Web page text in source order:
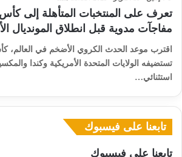
مفاجآت مدوية قبل انطلاق المونديال
تستضيفه الولايات المتحدة الأمريكية وكندا
استثنائي…
تابعنا على فيسبوك
تابعنا على فيسبوك